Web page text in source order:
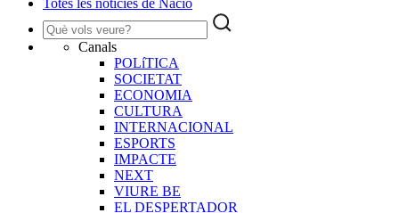
Canals
POLíTICA
SOCIETAT
ECONOMIA
CULTURA
INTERNACIONAL
ESPORTS
IMPACTE
NEXT
VIURE BE
EL DESPERTADOR